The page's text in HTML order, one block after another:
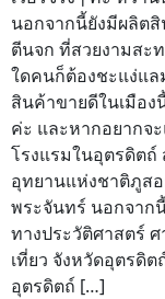
นอกจากนี้ยังมีผลิต
ตีนจก ที่สวยงามสะ
ใดคนก็ต้องชะแง่แล
สินค้าขายดีในเมือ
ค่ะ และหากอยากจ
โรงแรมในอุตรดิตถ์
อุทยานแห่งชาติภูสอ
พระจันทร์ นอกจาก
ทางประวัติศาสตร์
เที่ยว จังหวัดอุตรดิ
อุตรดิตถ์ […]